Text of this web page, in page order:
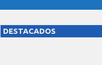
DESTACADOS